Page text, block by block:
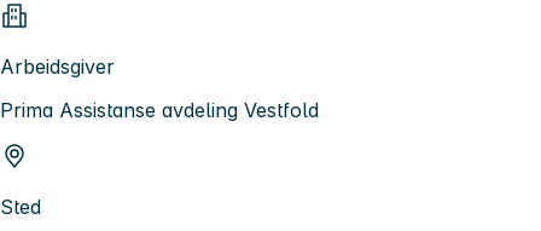
Arbeidsgiver
Prima Assistanse avdeling Vestfold
Sted